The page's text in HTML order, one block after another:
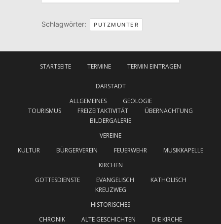
Schlagwörter: PUTZMUNTER
STARTSEITE TERMINE TERMIN EINTRAGEN
DARSTADT
ALLGEMEINES
GEOLOGIE
TOURISMUS
FREIZEITAKTIVITÄT
ÜBERNACHTUNG
BILDERGALERIE
VEREINE
KULTUR
BÜRGERVEREIN FEUERWEHR
MUSIKKAPELLE
KIRCHEN
GOTTESDIENSTE
EVANGELISCH
KATHOLISCH
KREUZWEG
HISTORISCHES
CHRONIK
ALTE GESCHICHTEN DIE KIRCHE